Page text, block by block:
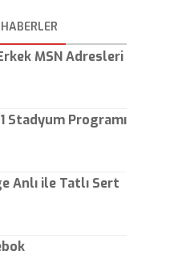
- Kayhan
MSN Adresleri
Stadyum Programı
Anlı ile Tatlı Sert